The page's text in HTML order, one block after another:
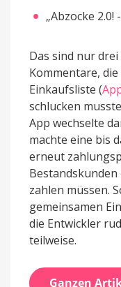
„Abzocke 2.0!
Das sind nur
Kommentare,
Einkaufsliste (
schlucken
App wechselte
machte eine bis
erneut
zahlen müssen.
gemeinsamen
die Entwickler
teilweise.
Ganzen